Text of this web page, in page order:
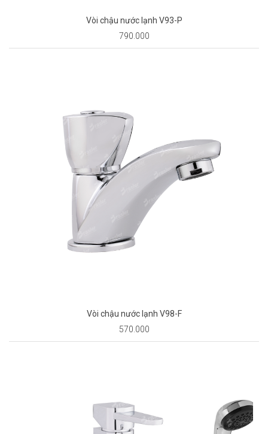
Vòi chậu nước lạnh V93-P
790.000
Vòi chậu nước lạnh V98-F
570.000